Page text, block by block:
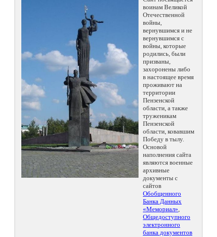
воинам Великой
Отечественной
войны,
вернувшимся и не
вернувшимся с
войны, которые
родились, были
призваны,
захоронены либо
в настоящее время
проживают на
территории
Пензенской
области, а также
труженикам
Пензенской
области, ковавшим
Победу в тылу.
Основой
наполнения сайта
являются военные
архивные
документы с
сайтов
Обобщенного
Банка Данных
«Мемориал»,
Общедоступного
электронного
банка документов